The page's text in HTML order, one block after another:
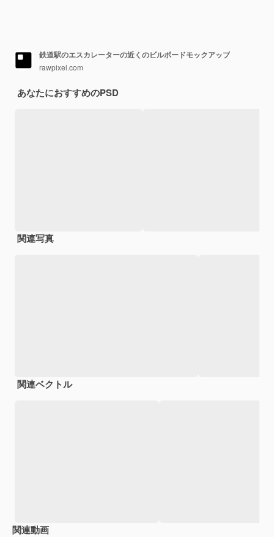
鉄道駅のエスカレーターの近くのビルボードモックアップ
rawpixel.com
あなたにおすすめのPSD
関連写真
関連ベクトル
関連動画